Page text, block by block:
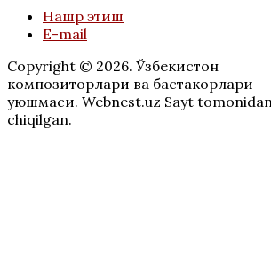
Нашр этиш
E-mail
Copyright © 2026. Ўзбекистон
композиторлари ва бастакорлари
уюшмаси. Webnest.uz Sayt
chiqilgan.